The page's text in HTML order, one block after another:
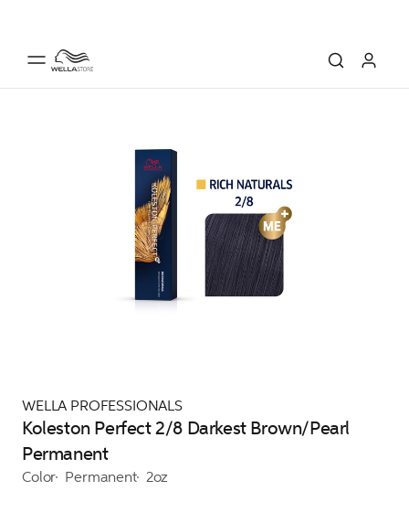
WELLA PROFESSIONALS
Koleston Perfect 2/8 Darkest Brown/Pearl
Permanent
Color Permanent 2oz